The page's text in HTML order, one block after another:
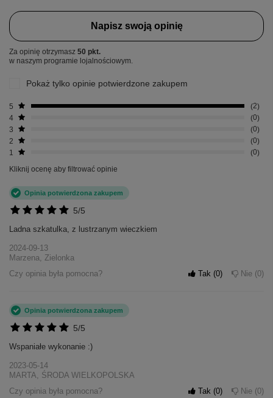
Napisz swoją opinię
Za opinię otrzymasz 50 pkt.
w naszym programie lojalnościowym.
Pokaż tylko opinie potwierdzone zakupem
5
2
4
0
3
0
2
0
1
0
Kliknij ocenę aby filtrować opinie
5/5
Opinia potwierdzona zakupem
Ladna szkatulka, z lustrzanym wieczkiem
2024-09-13
Marzena, Zielonka
Czy opinia była pomocna?
Tak 0 Nie 0
5/5
Opinia potwierdzona zakupem
Wspaniałe wykonanie :)
2023-05-14
MARTA, ŚRODA WIELKOPOLSKA
Czy opinia była pomocna?
Tak 0 Nie 0